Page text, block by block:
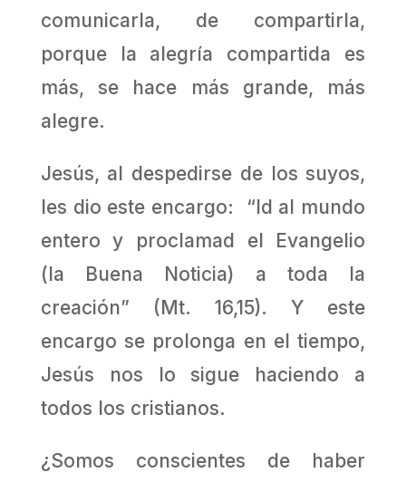
comunicarla, de compartirla,
porque la alegría compartida es
más, se hace más grande, más
alegre.
Jesús, al despedirse de los suyos,
les dio este encargo: “Id al mundo
entero y proclamad el Evangelio
(la Buena Noticia) a toda la
creación” (Mt. 16,15). Y este
encargo se prolonga en el tiempo,
Jesús nos lo sigue haciendo a
todos los cristianos.
¿Somos conscientes de haber